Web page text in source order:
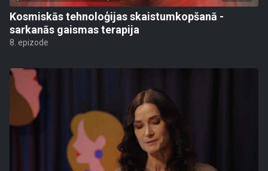
Kosmiskās tehnoloģijas skaistumkopšanā -
sarkanās gaismas terapija
8. epizode